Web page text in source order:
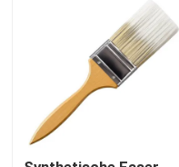
Fabrik Tour